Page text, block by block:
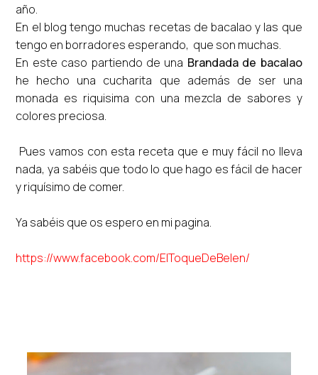
año.
En el blog tengo muchas recetas de bacalao y las que
tengo en borradores esperando, que son muchas.
En este caso partiendo de una Brandada de bacalao
he hecho una cucharita que además de ser una
monada es riquisima con una mezcla de sabores y
colores preciosa.
Pues vamos con esta receta que e muy fácil no lleva
nada, ya sabéis que todo lo que hago es fácil de hacer
y riquísimo de comer.
Ya sabéis que os espero en mi pagina.
https://www.facebook.com/ElToqueDeBelen/